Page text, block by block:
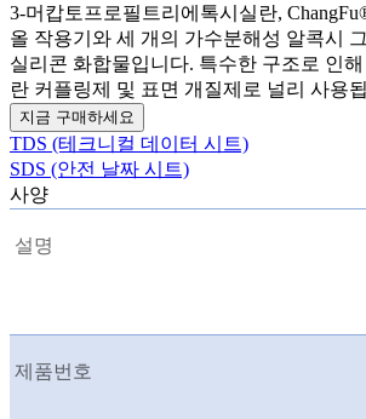
3-머캅토프로필트리에톡시실란,
올 작용기와 세 개의 가수분해성 알콕시
실리콘 화합물입니다. 특수한 구조로 인
란 커플링제 및 표면 개질제로 널리 사용
지금 구매하세요
TDS (테크니컬 데이터 시트)
SDS (안전 날짜 시트)
사양
설명
제품번호